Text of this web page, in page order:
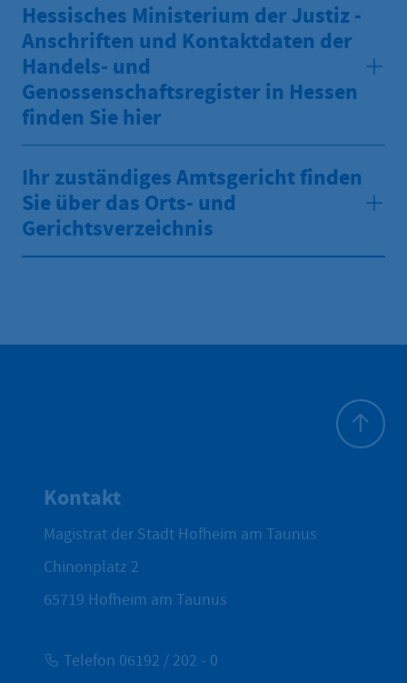
Hessisches Ministerium der Justiz -
Anschriften und Kontaktdaten der
Handels- und
Genossenschaftsregister in Hessen
finden Sie hier
Ihr zuständiges Amtsgericht finden
Sie über das Orts- und
Gerichtsverzeichnis
Kontakt
Magistrat der Stadt Hofheim am Taunus
Chinonplatz 2
65719 Hofheim am Taunus
Telefon 06192 / 202 - 0